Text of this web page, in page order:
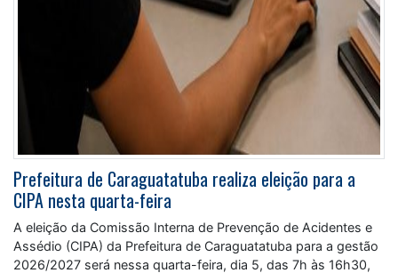
Prefeitura de Caraguatatuba realiza eleição para a
CIPA nesta quarta-feira
A eleição da Comissão Interna de Prevenção de Acidentes e
Assédio (CIPA) da Prefeitura de Caraguatatuba para a gestão
2026/2027 será nessa quarta-feira, dia 5, das 7h às 16h30,